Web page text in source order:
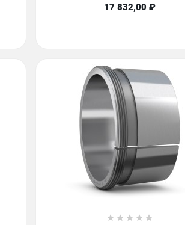
17 832,00 ₽
    